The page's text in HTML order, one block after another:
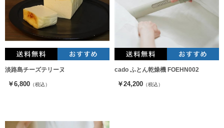
淡路島チーズテリーヌ
￥6,800 （税込）
cado ふとん乾燥機 FOEHN002
￥24,200 （税込）